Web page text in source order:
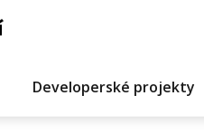
Developerské projekty